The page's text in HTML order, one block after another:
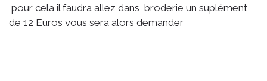
pour cela il faudra allez dans broderie un suplément
de 12 Euros vous sera alors demander